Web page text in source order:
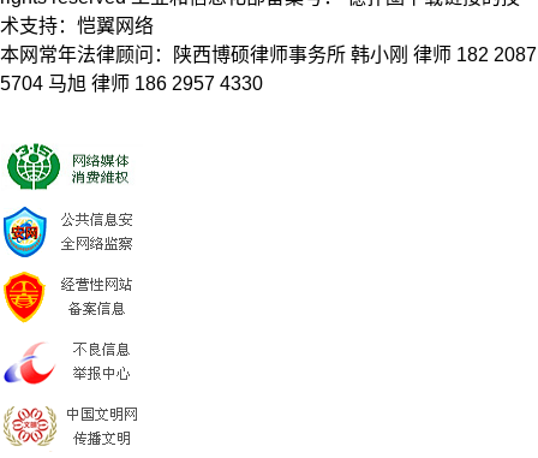
术支持：恺翼网络
本网常年法律顾问：陕西博硕律师事务所 韩小刚 律师 182 2087
5704 马旭 律师 186 2957 4330